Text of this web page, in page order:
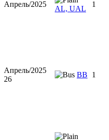
Апрель/2025
AL, UAL
1
Апрель/2025
26
BB 1